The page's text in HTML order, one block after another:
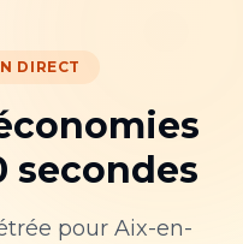
DIRECT
secondes
pour Aix-en-